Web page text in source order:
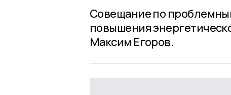
Совещание по
повышения
Максим Егоров.